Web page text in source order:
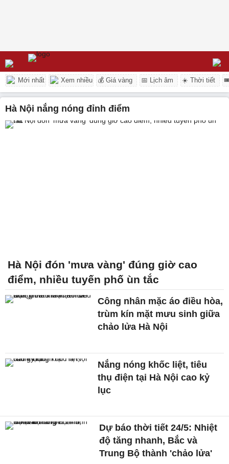
Mới nhất Xem nhiều 💰 Giá vàng 📅 Lịch âm ☀️ Thời tiết
Hà Nội nắng nóng đỉnh điểm
Hà Nội đón 'mưa vàng' đúng giờ cao
điểm, nhiều tuyến phố ùn tắc
Công nhân mặc áo điều hòa,
trùm kín mặt mưu sinh giữa
chảo lửa Hà Nội
Nắng nóng khốc liệt, tiêu
thụ điện tại Hà Nội cao kỷ
lục
Dự báo thời tiết 24/5: Nhiệt
độ tăng nhanh, Bắc và
Trung Bộ thành 'chảo lửa'